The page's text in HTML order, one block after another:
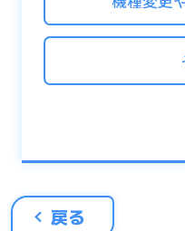
ストもあります
戻る